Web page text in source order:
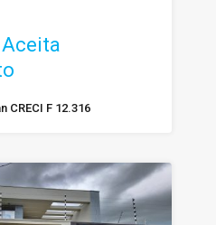
Aceita
CRECI F 12.316